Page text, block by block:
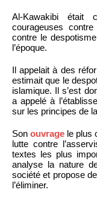
Al-Kawakibi était
courageuses
contre le
l’époque.
Il appelait à des
estimait que le
islamique. Il s’est
a appelé à
sur les principes de
Son ouvrage le plus
lutte contre
textes les plus
analyse la nature
société et propose
l’éliminer.